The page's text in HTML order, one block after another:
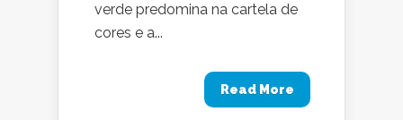
verde predomina na cartela de
cores e a...
Read More